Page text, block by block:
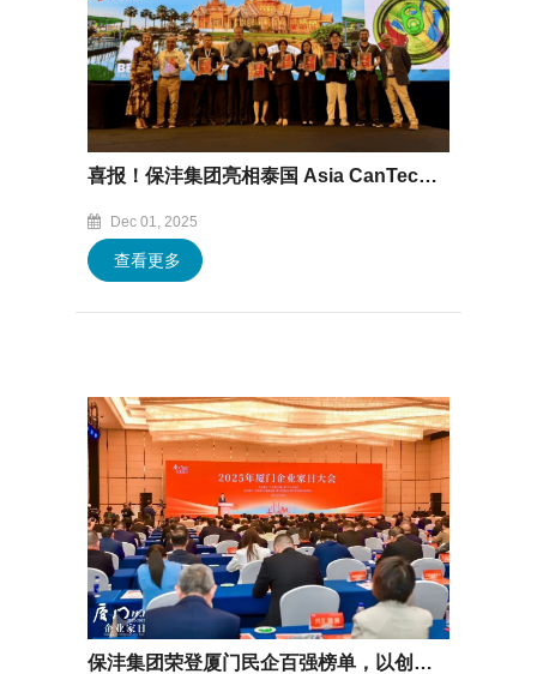
喜报！保沣集团亮相泰国 Asia CanTech 展会，易拉盖产品斩获双项权威大奖
Dec 01, 2025
查看更多
保沣集团荣登厦门民企百强榜单，以创新实践响应高质量发展号召